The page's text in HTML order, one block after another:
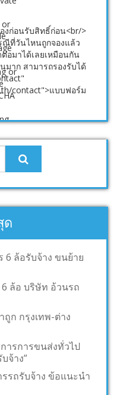
งก่อนรับสิทธิ์ก่อน<br/>
ณีที่วันไหนถูกจองแล้ว
อมาได้เลยเหมือนกัน
มาก สามารถรองรับได้
contact">แบบฟอร์ม
ด
6 ล้อรับจ้าง ขนย้าย
6 ล้อ บริษัท อ้วนรถ
ก กรุงเทพ-ต่าง
ารการขนส่งทั่วไป
จ้าง”
รถรับจ้าง ข้อแนะนำ